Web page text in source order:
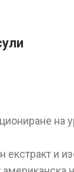
на
екстракт и